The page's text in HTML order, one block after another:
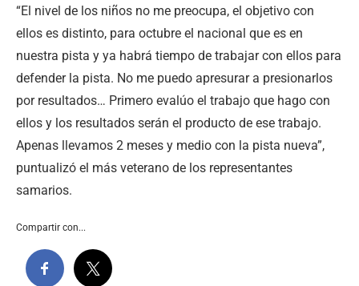
“El nivel de los niños no me preocupa, el objetivo con
ellos es distinto, para octubre el nacional que es en
nuestra pista y ya habrá tiempo de trabajar con ellos para
defender la pista. No me puedo apresurar a presionarlos
por resultados… Primero evalúo el trabajo que hago con
ellos y los resultados serán el producto de ese trabajo.
Apenas llevamos 2 meses y medio con la pista nueva”,
puntualizó el más veterano de los representantes
samarios.
Compartir con...